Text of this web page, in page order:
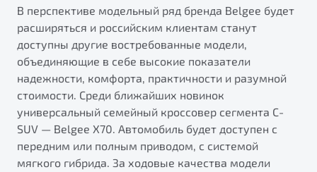
В перспективе модельный ряд бренда Belgee будет
расширяться и российским клиентам станут
доступны другие востребованные модели,
объединяющие в себе высокие показатели
надежности, комфорта, практичности и разумной
стоимости. Среди ближайших новинок
универсальный семейный кроссовер сегмента C-
SUV — Belgee X70. Автомобиль будет доступен с
передним или полным приводом, с системой
мягкого гибрида. За ходовые качества модели